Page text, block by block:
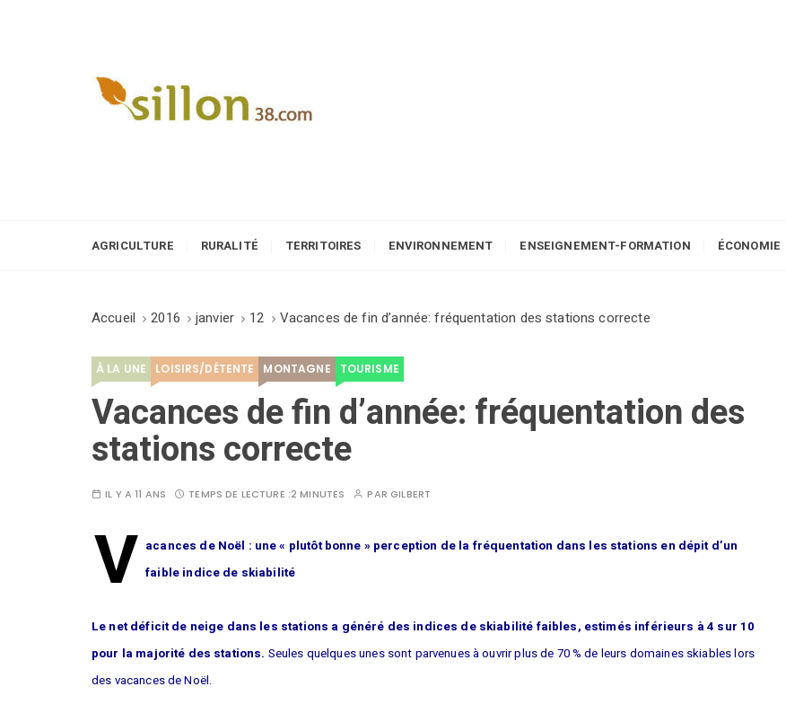
AGRICULTURE RURALITÉ TERRITOIRES ENVIRONNEMENT ENSEIGNEMENT-FORMATION ÉCONOMIE
Accueil 2016 janvier 12 Vacances de fin d’année: fréquentation des stations correcte
À LA UNE LOISIRS/DÉTENTE MONTAGNE TOURISME
Vacances de fin d’année: fréquentation des
stations correcte
IL Y A 11 ANS TEMPS DE LECTURE :2 MINUTES PARGILBERT
V acances de Noël : une « plutôt bonne » perception de la fréquentation dans les stations en dépit d’un
faible indice de skiabilité
Le net déficit de neige dans les stations a généré des indices de skiabilité faibles, estimés inférieurs à 4 sur 10
pour la majorité des stations. Seules quelques unes sont parvenues à ouvrir plus de 70 % de leurs domaines skiables lors
des vacances de Noël.